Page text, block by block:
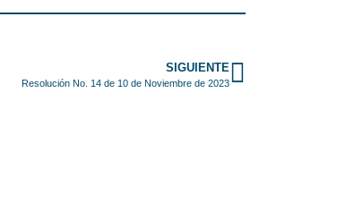
SIGUIENTE
Resolución No. 14 de 10 de Noviembre de 2023